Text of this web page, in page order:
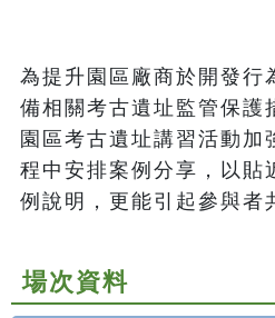
為提升園區廠商於開發行
備相關考古遺址監管保護
園區考古遺址講習活動加
程中安排案例分享，以貼
例說明，更能引起參與者
場次資料